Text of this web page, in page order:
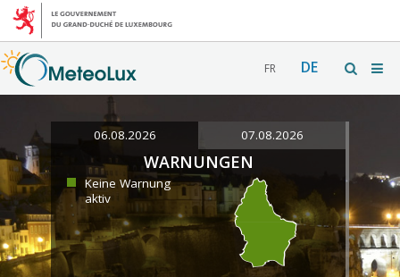
FR DE
06.08.2026 07.08.2026
WARNUNGEN
Keine Warnung
aktiv